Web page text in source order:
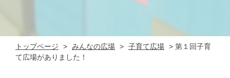
トップページ > みんなの広場 > 子育て広場 > 第１回子育
て広場がありました！